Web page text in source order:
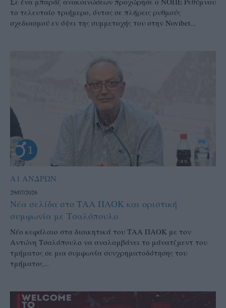
το τελευταίο τριήμερο, όντας σε πλήρεις ρυθμούς
σχεδιασμού εν όψει της συμμετοχής του στην Novibet...
Α1 ΑΝΔΡΩΝ
29/07/2026
Νέα σελίδα στο ΤΑΑ ΠΑΟΚ και οριστική
συμφωνία με Τσαλόπουλο
Νέο κεφάλαιο στα διοικητικά του ΤΑΑ ΠΑΟΚ με τον
Αντώνη Τσαλόπουλο να αναλαμβάνει το μάνατζμεντ του
τμήματος σε μια συμφωνία συνχρηματοδότησης του
τμήματος...